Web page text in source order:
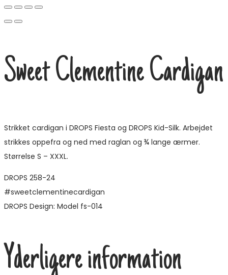
Sweet Clementine Cardigan
Strikket cardigan i DROPS Fiesta og DROPS Kid-Silk. Arbejdet
strikkes oppefra og ned med raglan og ¾ lange ærmer.
Størrelse S – XXXL.
DROPS 258-24
#sweetclementinecardigan
DROPS Design: Model fs-014
Yderligere information